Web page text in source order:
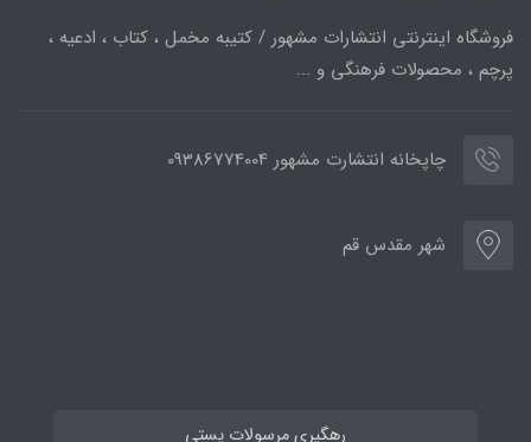
فروشگاه اینترنتی انتشارات مشهور / کتیبه مخمل ، کتاب ، ادعیه ،
پرچم ، محصولات فرهنگی و ...
چاپخانه انتشارت مشهور 09386774004
شهر مقدس قم
رهگیری مرسولات پستی